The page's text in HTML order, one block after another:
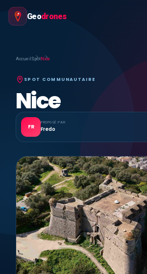
Geodrones
Accueil Spot Nice
SPOT COMMUNAUTAIRE
Nice
FR
PROPOSÉ PAR
Fredo